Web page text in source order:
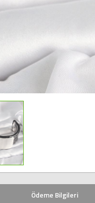
Ödeme Bilgileri